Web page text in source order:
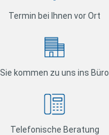
Termin bei Ihnen vor Ort
Sie kommen zu uns ins Büro
Telefonische Beratung